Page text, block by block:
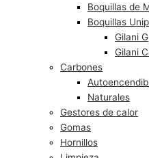
Boquillas de
Boquillas
Gilani G
Gilani
Carbones
Naturales
Gestores de calor
Gomas
Hornillos